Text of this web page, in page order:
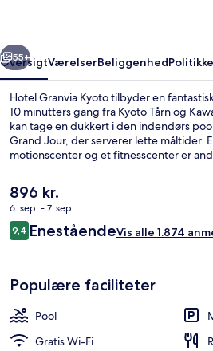
Næste
55+
OversigtVærelserBeliggenhed
Hotel Granvia Kyoto tilbyder en
10 minutters gang fra Kyoto Tårn og
kan tage en dukkert i den indendørs
Grand Jour, der serverer lette måltider.
motionscenter og et fitnesscenter er
grund af områdets seværdigheder og
transport: Gojo Subwaystation ligger 10
Subwaystation 11 minutter væk.
Den
nuværende
pris
er
896 kr.
6. sep. - 7. sep.
Anmeldelser
9,49,4 ud af 10.
EneståendeVis alle 1.874
Populære faciliteter
Pool
Gratis Wi-Fi